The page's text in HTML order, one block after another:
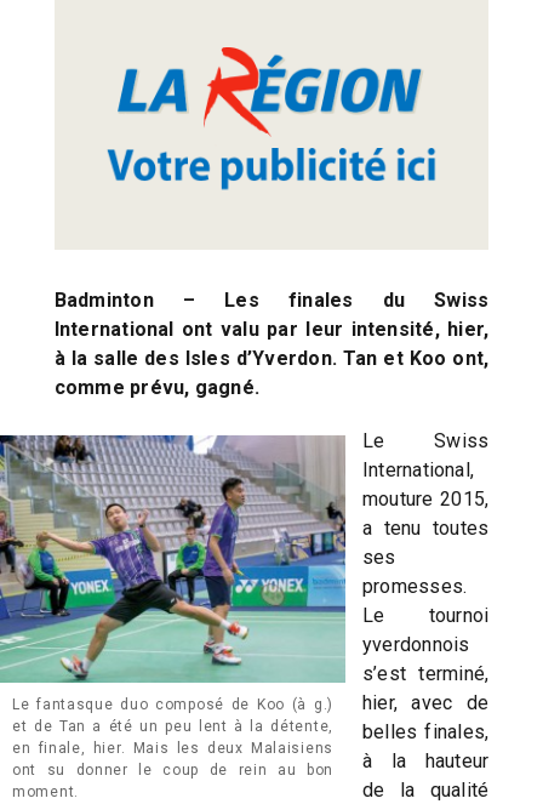
Badminton – Les finales du Swiss
International ont valu par leur intensité, hier,
à la salle des Isles d’Yverdon. Tan et Koo ont,
comme prévu, gagné.
Le fantasque duo composé de Koo (à g.)
et de Tan a été un peu lent à la détente,
en finale, hier. Mais les deux Malaisiens
ont su donner le coup de rein au bon
moment.
Le Swiss
International,
mouture 2015,
a tenu toutes
ses
promesses.
Le tournoi
yverdonnois
s’est terminé,
hier, avec de
belles finales,
à la hauteur
de la qualité